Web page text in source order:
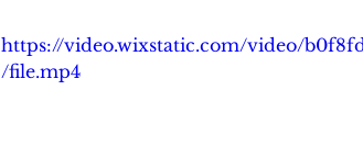
https://video.wixstatic.com/video/
/file.mp4